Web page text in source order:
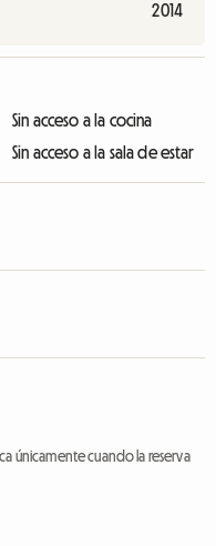
2014
Sin acceso a la cocina
Sin acceso a la sala de estar
únicamente cuando la reserva